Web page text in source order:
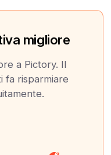
migliore
a Pictory. Il
fa risparmiare